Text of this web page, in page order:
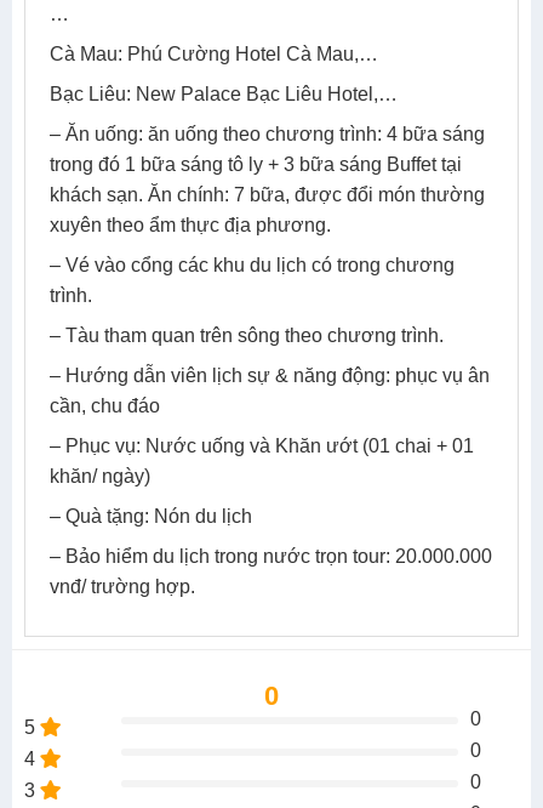
…
Cà Mau: Phú Cường Hotel Cà Mau,…
Bạc Liêu: New Palace Bạc Liêu Hotel,…
– Ăn uống: ăn uống theo chương trình: 4 bữa sáng
trong đó 1 bữa sáng tô ly + 3 bữa sáng Buffet tại
khách sạn. Ăn chính: 7 bữa, được đổi món thường
xuyên theo ẩm thực địa phương.
– Vé vào cổng các khu du lịch có trong chương
trình.
– Tàu tham quan trên sông theo chương trình.
– Hướng dẫn viên lịch sự & năng động: phục vụ ân
cần, chu đáo
– Phục vụ: Nước uống và Khăn ướt (01 chai + 01
khăn/ ngày)
– Quà tặng: Nón du lịch
– Bảo hiểm du lịch trong nước trọn tour: 20.000.000
vnđ/ trường hợp.
0
5
0
4
0
3
0